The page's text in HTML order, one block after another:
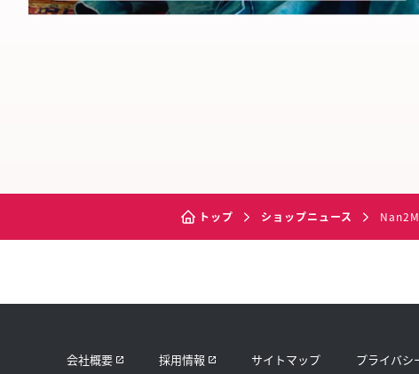
トップ ショップニュース
会社概要 採用情報 サイトマップ プライバシ